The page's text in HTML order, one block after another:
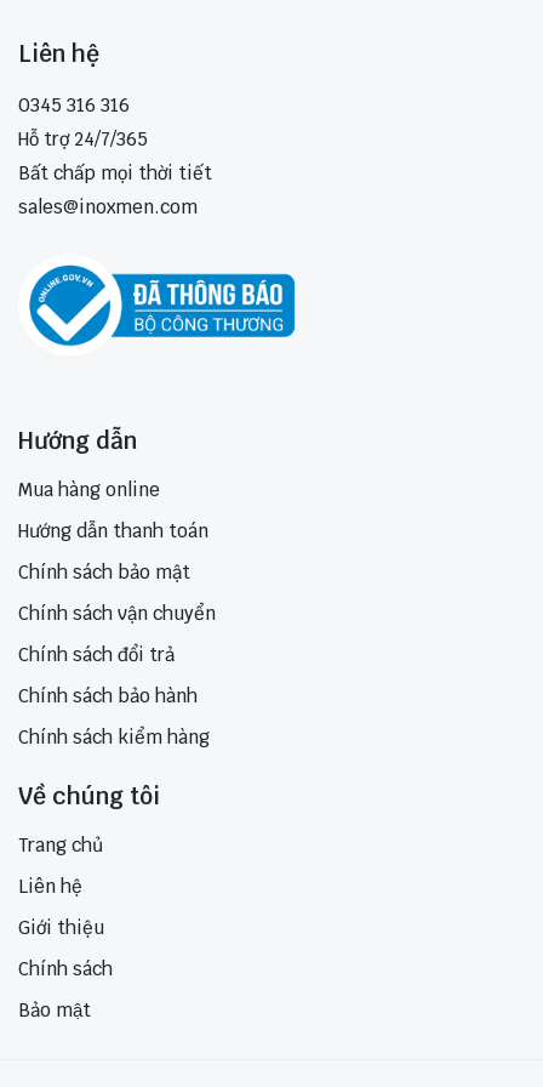
Liên hệ
0345 316 316
Hỗ trợ 24/7/365
Bất chấp mọi thời tiết
sales@inoxmen.com
Hướng dẫn
Mua hàng online
Hướng dẫn thanh toán
Chính sách bảo mật
Chính sách vận chuyển
Chính sách đổi trả
Chính sách bảo hành
Chính sách kiểm hàng
Về chúng tôi
Trang chủ
Liên hệ
Giới thiệu
Chính sách
Bảo mật